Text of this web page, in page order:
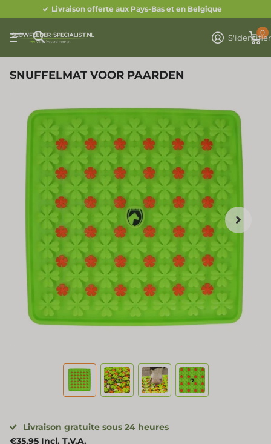
Livraison offerte aux Pays-Bas et en Belgique
S'identifier
0
SNUFFELMAT VOOR PAARDEN
Livraison gratuite sous 24 heures
€35,95 Incl. T.V.A.